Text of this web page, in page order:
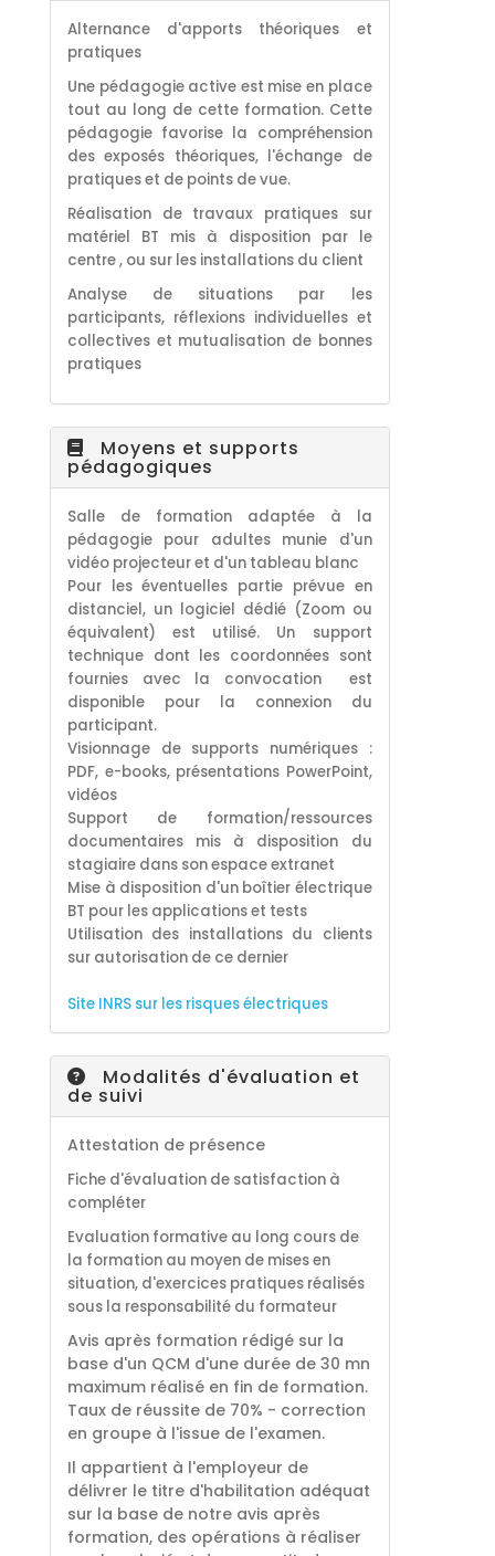
Alternance d'apports théoriques et
pratiques
Une pédagogie active est mise en place
tout au long de cette formation. Cette
pédagogie favorise la compréhension
des exposés théoriques, l'échange de
pratiques et de points de vue.
Réalisation de travaux pratiques sur
matériel BT mis à disposition par le
centre , ou sur les installations du client
Analyse de situations par les
participants, réflexions individuelles et
collectives et mutualisation de bonnes
pratiques
Moyens et supports
pédagogiques
Salle de formation adaptée à la
pédagogie pour adultes munie d'un
vidéo projecteur et d'un tableau blanc
Pour les éventuelles partie prévue en
distanciel, un logiciel dédié (Zoom ou
équivalent) est utilisé. Un support
technique dont les coordonnées sont
fournies avec la convocation est
disponible pour la connexion du
participant.
Visionnage de supports numériques :
PDF, e-books, présentations PowerPoint,
vidéos
Support de formation/ressources
documentaires mis à disposition du
stagiaire dans son espace extranet
Mise à disposition d'un boîtier électrique
BT pour les applications et tests
Utilisation des installations du clients
sur autorisation de ce dernier
Site INRS sur les risques électriques
Modalités d'évaluation et
de suivi
Attestation de présence
Fiche d'évaluation de satisfaction à
compléter
Evaluation formative au long cours de
la formation au moyen de mises en
situation, d'exercices pratiques réalisés
sous la responsabilité du formateur
Avis après formation rédigé sur la
base d'un QCM d'une durée de 30 mn
maximum réalisé en fin de formation.
Taux de réussite de 70% - correction
en groupe à l'issue de l'examen.
Il appartient à l'employeur de
délivrer le titre d'habilitation adéquat
sur la base de notre avis après
formation, des opérations à réaliser